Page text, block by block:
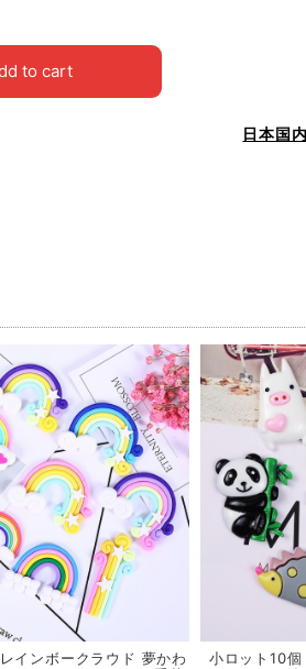
to cart
日本国
インボークラウド 夢かわ
小ロット10